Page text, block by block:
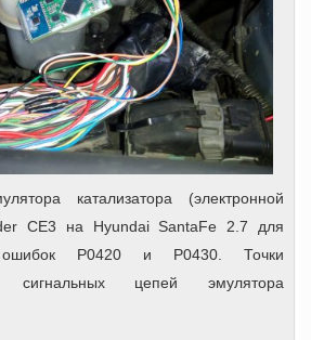
катализатора (электронной
CE3 на Hyundai SantaFe 2.7 для
ошибок P0420 и P0430. Точки
сигнальных цепей эмулятора